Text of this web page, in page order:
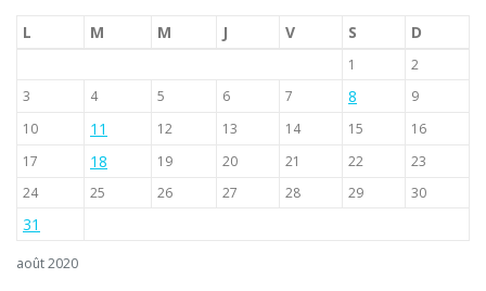
août 2020
L M M J V S D
1
2
3
4 5 6 7 8
9
10
11 12 13 14 15
16
17
18 19 20 21 22
23
24
25 26 27 28 29 30
31